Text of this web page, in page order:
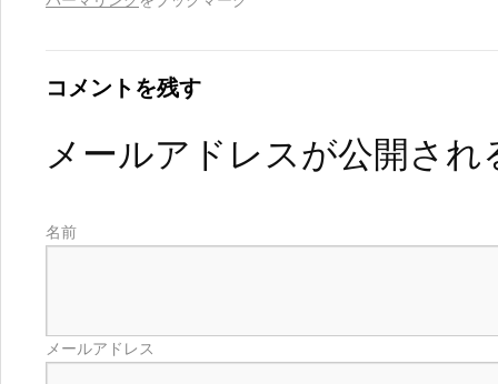
コメントを残す
メールアドレスが公開さ
名前
メールアドレス